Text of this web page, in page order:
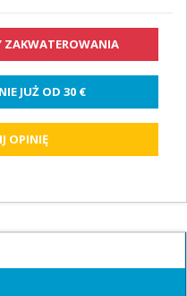
ZAKWATEROWANIA
JUŻ OD 30 €
OPINIĘ